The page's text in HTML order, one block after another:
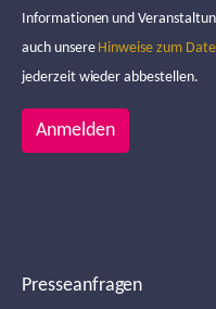
Informationen und
auch unsere Hinweise zum
jederzeit wieder abbestellen.
Anmelden
Presseanfragen